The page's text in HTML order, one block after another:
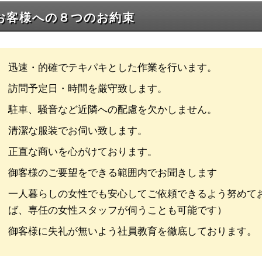
客様への８つのお約束
迅速・的確でテキパキとした作業を行います。
訪問予定日・時間を厳守致します。
駐車、騒音など近隣への配慮を欠かしません。
清潔な服装でお伺い致します。
正直な商いを心がけております。
御客様のご要望をできる範囲内でお聞きします
一人暮らしの女性でも安心してご依頼できるよう努め
ば、専任の女性スタッフが伺うことも可能です）
御客様に失礼が無いよう社員教育を徹底しております。